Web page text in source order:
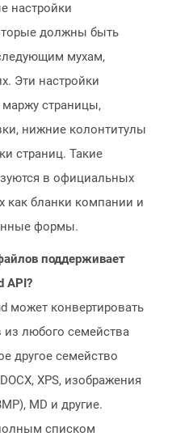
настройки
должны быть
мухам,
Эти настройки
страницы,
нижние колонтитулы
страниц. Такие
в официальных
как бланки компании и
формы.
поддерживает
API?
может конвертировать
любого семейства
другое семейство
XPS, изображения
MD и другие.
списком